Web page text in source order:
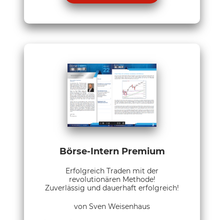
Börse-Intern Premium
Erfolgreich Traden mit der
revolutionären Methode!
Zuverlässig und dauerhaft erfolgreich!
von Sven Weisenhaus